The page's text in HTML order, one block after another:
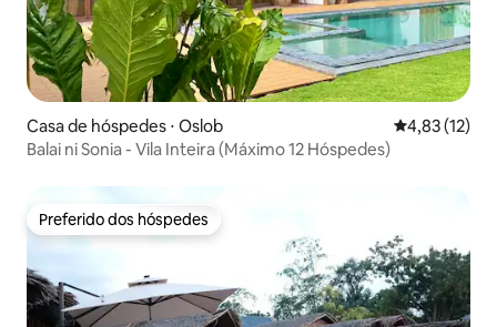
Casa de hóspedes ⋅ Oslob 4,83 de uma
4,83 (12)
Balai ni Sonia - Vila Inteira (Máximo 12 Hóspedes)
Preferido dos hóspedes
Preferido dos hóspedes